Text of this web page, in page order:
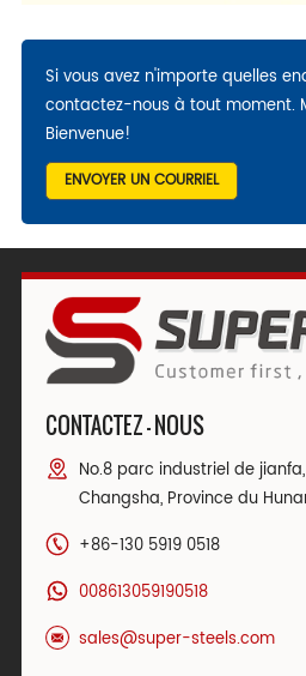
Si vous avez n'importe quelles
contactez-nous à tout moment.
Bienvenue!
ENVOYER UN COURRIEL
CONTACTEZ - NOUS
No.8 parc industriel de
Changsha, Province du
+86-130 5919 0518
008613059190518
sales@super-steels.com